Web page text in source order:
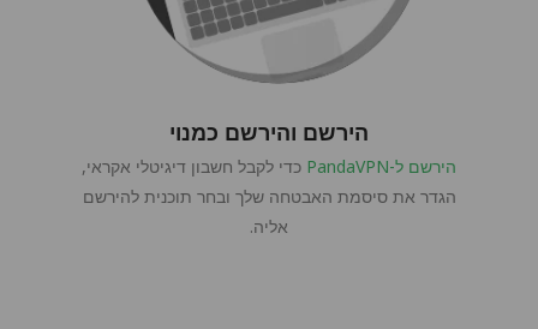
הירשם והירשם כמנוי
הירשם ל-PandaVPN
כדי לקבל חשבון דיגיטלי אקראי,
הגדר את סיסמת האבטחה שלך ובחר תוכנית להירשם
אליה.